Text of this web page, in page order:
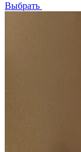
Выбрать